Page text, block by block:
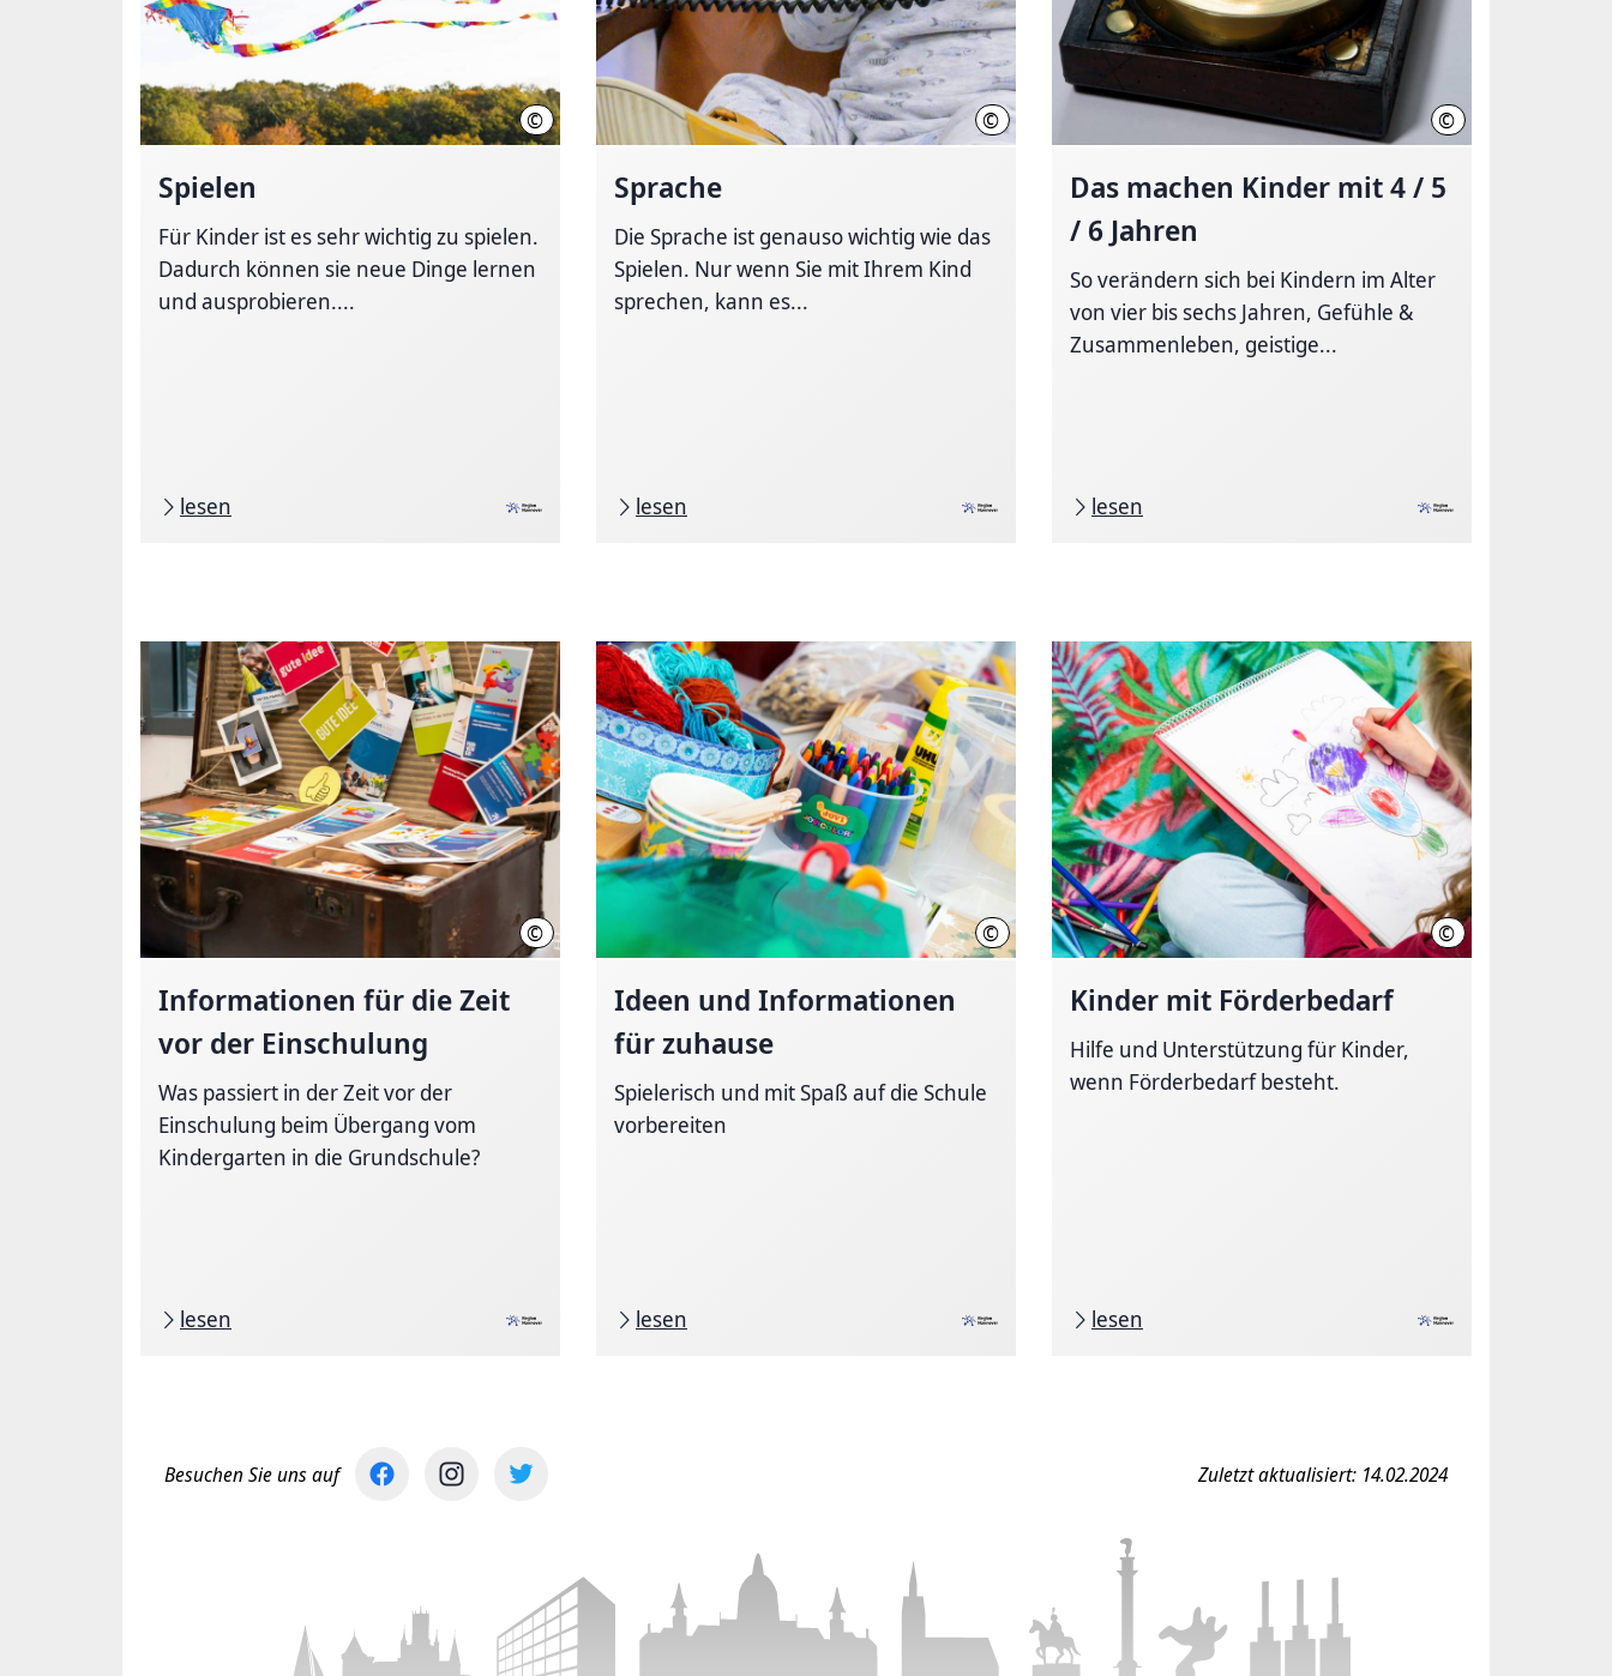
© Region Hannover, Terzka
Spielen
Für Kinder ist es sehr wichtig zu spielen.
Dadurch können sie neue Dinge lernen
und ausprobieren....
lesen
© Region Hannover, Terzka
Sprache
Die Sprache ist genauso wichtig wie das
Spielen. Nur wenn Sie mit Ihrem Kind
sprechen, kann es...
lesen
© Region Hannover, Stahl
Das machen Kinder mit 4 / 5
/ 6 Jahren
So verändern sich bei Kindern im Alter
von vier bis sechs Jahren, Gefühle &
Zusammenleben, geistige...
lesen
© Region Hannover, Mahjoub
Informationen für die Zeit
vor der Einschulung
Was passiert in der Zeit vor der
Einschulung beim Übergang vom
Kindergarten in die Grundschule?
lesen
© Region Hannover, Schiermann
Ideen und Informationen
für zuhause
Spielerisch und mit Spaß auf die Schule
vorbereiten
lesen
© Region Hannover,
Kinder mit Förderbedarf
Hilfe und Unterstützung für Kinder,
wenn Förderbedarf besteht.
lesen
Besuchen Sie uns auf Zuletzt aktualisiert: 14.02.2024